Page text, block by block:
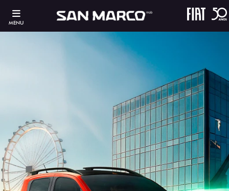
MENU
ESTOU INTERESSADO
Versão escolhida